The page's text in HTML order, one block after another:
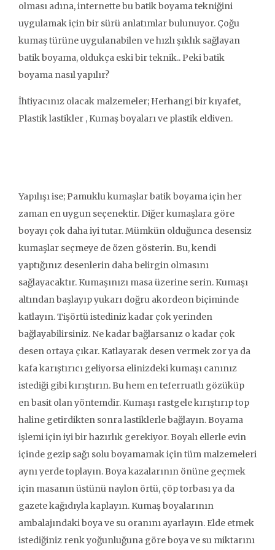
olması adına, internette bu batik boyama tekniğini
uygulamak için bir sürü anlatımlar bulunuyor. Çoğu
kumaş türüne uygulanabilen ve hızlı şıklık sağlayan
batik boyama, oldukça eski bir teknik.. Peki batik
boyama nasıl yapılır?
İhtiyacınız olacak malzemeler; Herhangi bir kıyafet,
Plastik lastikler , Kumaş boyaları ve plastik eldiven.
Yapılışı ise; Pamuklu kumaşlar batik boyama için her
zaman en uygun seçenektir. Diğer kumaşlara göre
boyayı çok daha iyi tutar. Mümkün olduğunca desensiz
kumaşlar seçmeye de özen gösterin. Bu, kendi
yaptığınız desenlerin daha belirgin olmasını
sağlayacaktır. Kumaşınızı masa üzerine serin. Kumaşı
altından başlayıp yukarı doğru akordeon biçiminde
katlayın. Tişörtü istediniz kadar çok yerinden
bağlayabilirsiniz. Ne kadar bağlarsanız o kadar çok
desen ortaya çıkar. Katlayarak desen vermek zor ya da
kafa karıştırıcı geliyorsa elinizdeki kumaşı canınız
istediği gibi kırıştırın. Bu hem en teferruatlı gözüküp
en basit olan yöntemdir. Kumaşı rastgele kırıştırıp top
haline getirdikten sonra lastiklerle bağlayın. Boyama
işlemi için iyi bir hazırlık gerekiyor. Boyalı ellerle evin
içinde gezip sağı solu boyamamak için tüm malzemeleri
aynı yerde toplayın. Boya kazalarının önüne geçmek
için masanın üstünü naylon örtü, çöp torbası ya da
gazete kağıdıyla kaplayın. Kumaş boyalarının
ambalajındaki boya ve su oranını ayarlayın. Elde etmek
istediğiniz renk yoğunluğuna göre boya ve su miktarını